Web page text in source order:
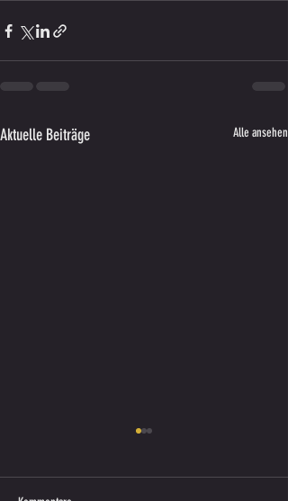
Aktuelle Beiträge Alle ansehen